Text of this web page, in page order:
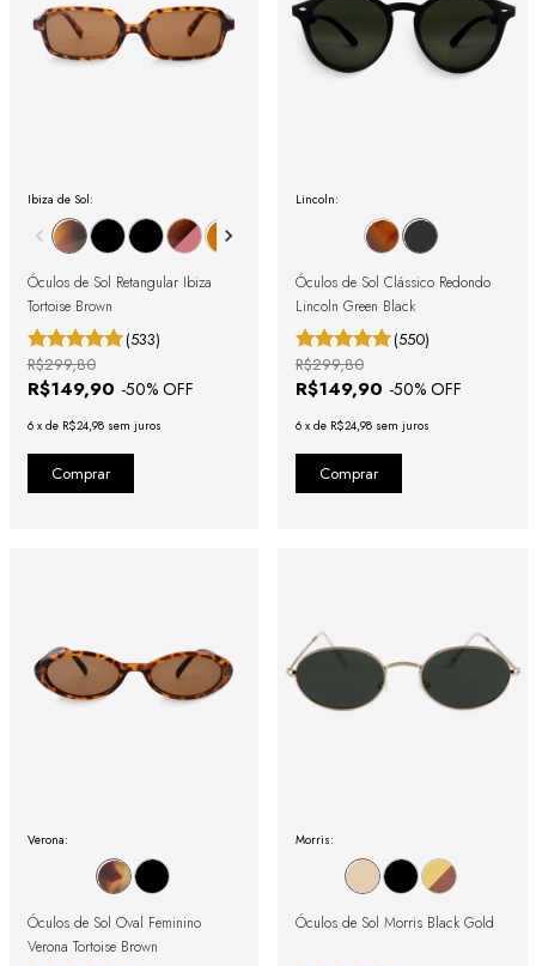
Ibiza de Sol:
Óculos de Sol Retangular Ibiza
Tortoise Brown
(533)
R$149,90 -50% OFF
R$299,80
6 x de R$24,98 sem juros
Lincoln:
Óculos de Sol Clássico Redondo
Lincoln Green Black
(550)
R$149,90 -50% OFF
R$299,80
6 x de R$24,98 sem juros
Verona:
Óculos de Sol Oval Feminino
Verona Tortoise Brown
Morris:
Óculos de Sol Morris Black Gold